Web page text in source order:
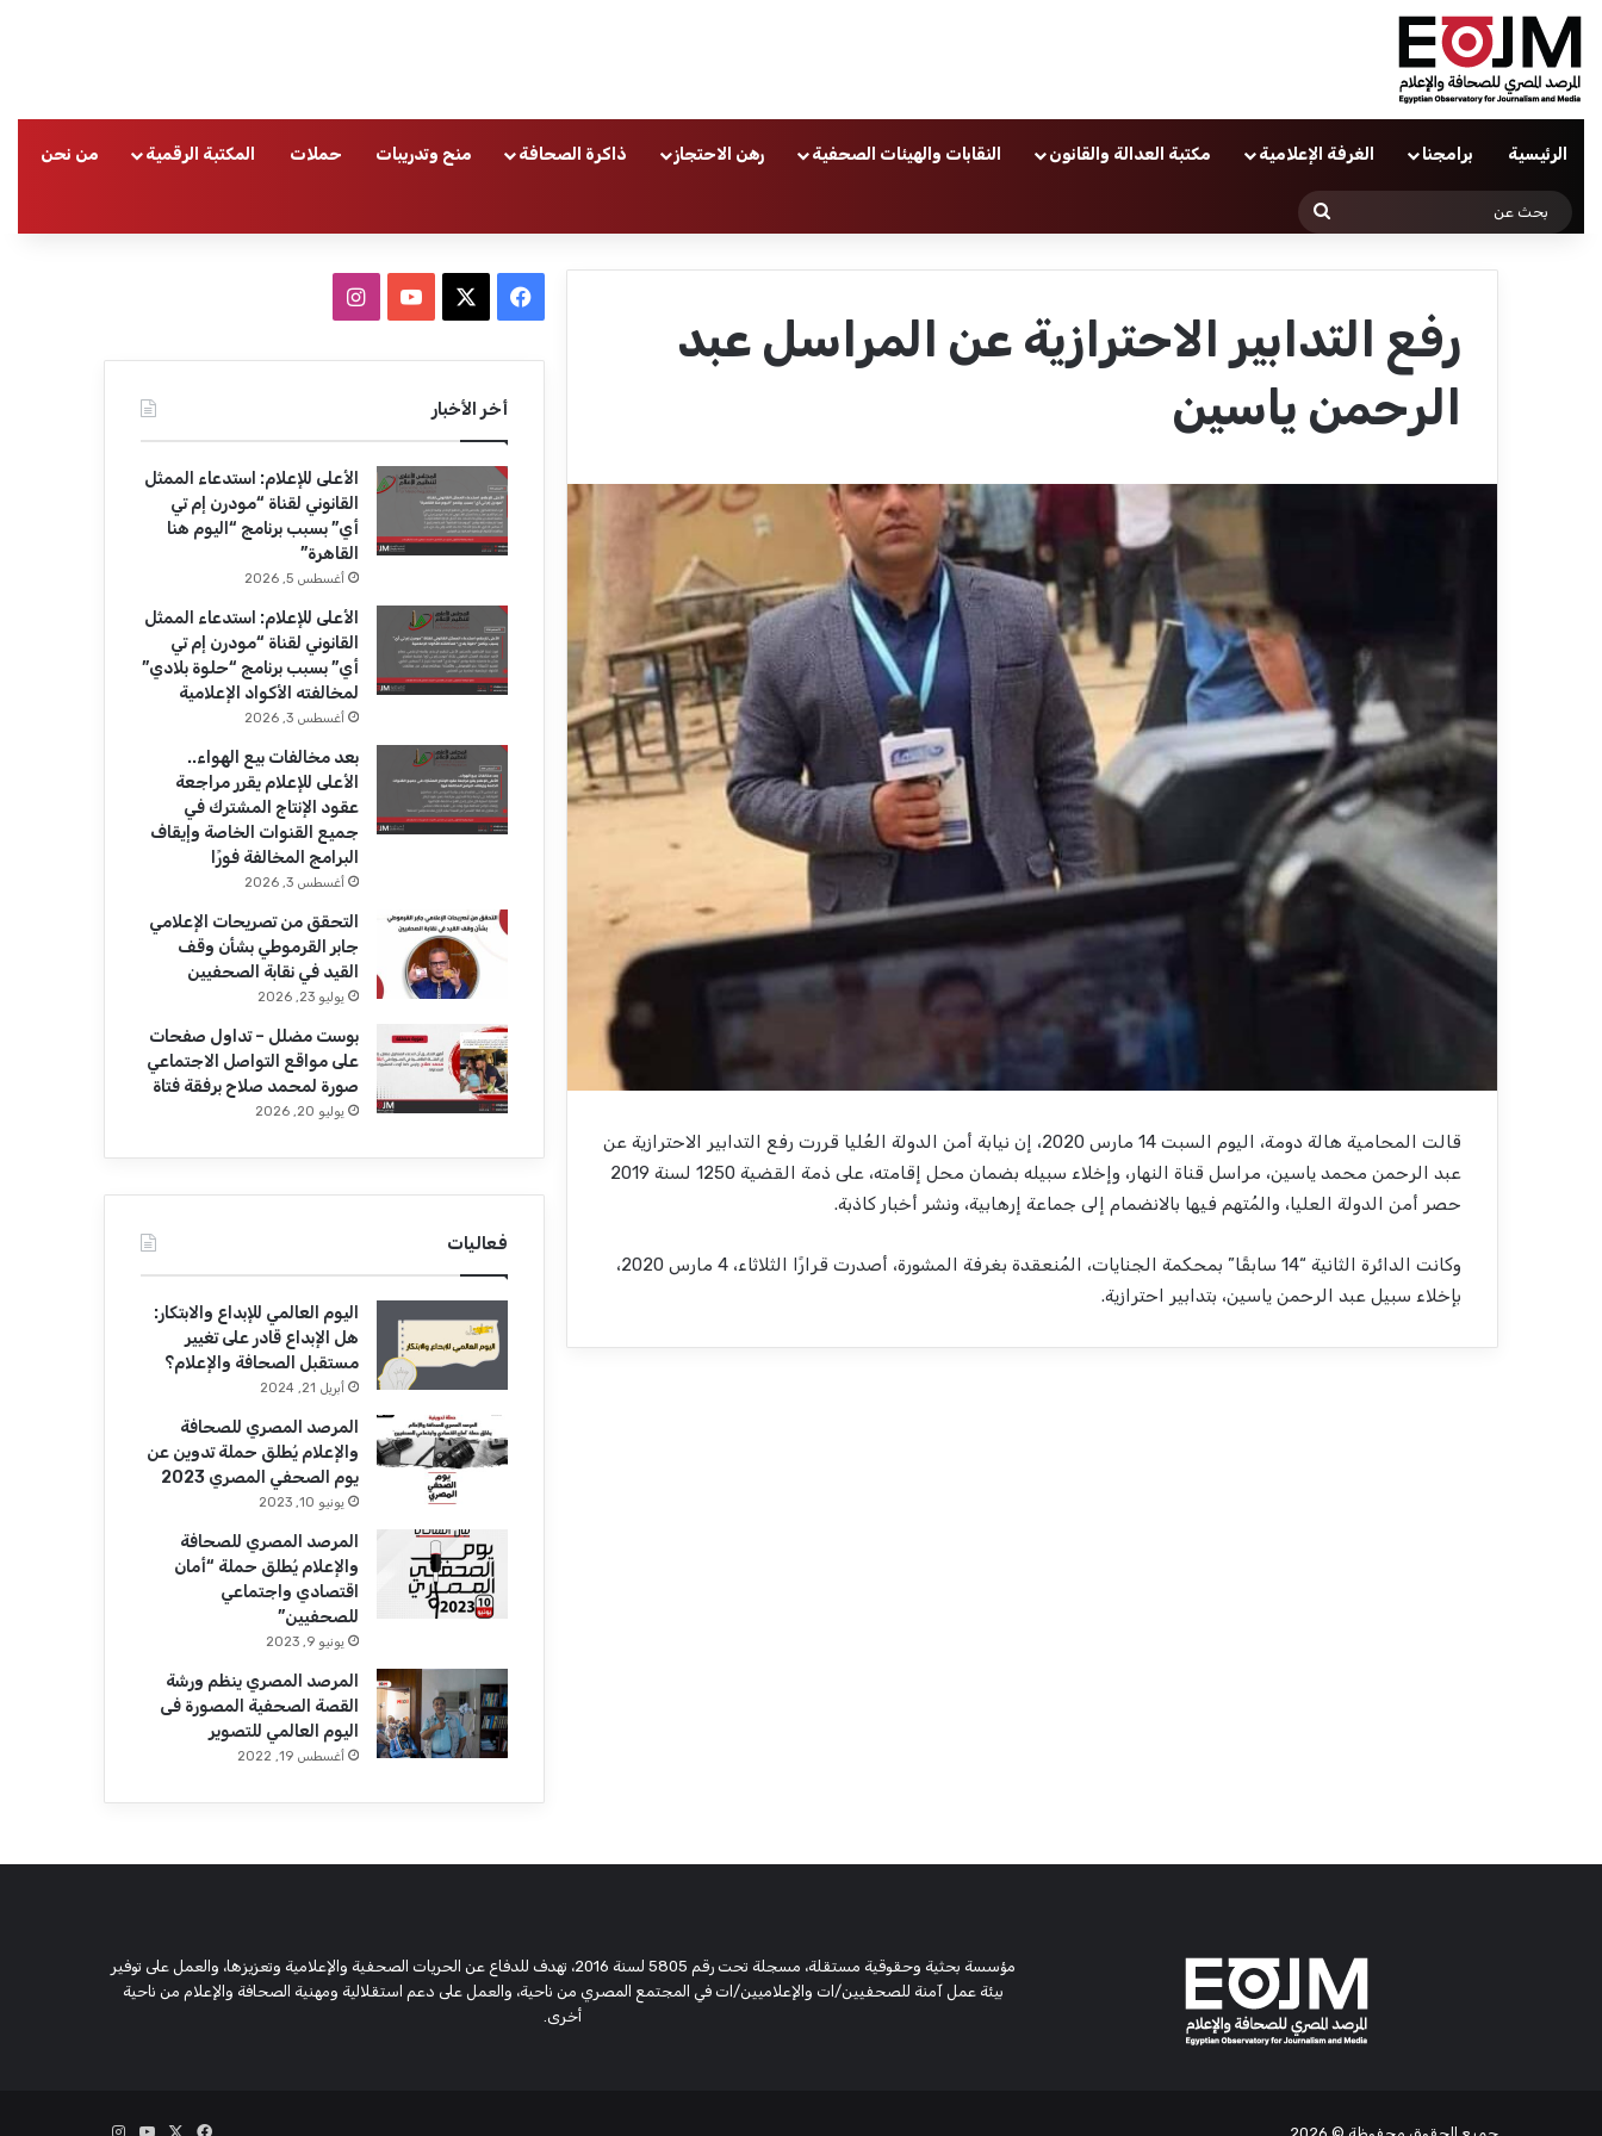
الرئيسية برامجنا الغرفة الإعلامية مكتبة العدالة والقانون النقابات والهيئات الصحفية رهن الاحتجاز ذاكرة الصحافة منح وتدريبات حملات المكتبة الرقمية من نحن
رفع التدابير الاحترازية عن المراسل عبد
الرحمن ياسين
قالت المحامية هالة دومة، اليوم السبت 14 مارس 2020، إن نيابة أمن الدولة العُليا قررت رفع التدابير الاحترازية عن
عبد الرحمن محمد ياسين، مراسل قناة النهار، وإخلاء سبيله بضمان محل إقامته، على ذمة القضية 1250 لسنة 2019
حصر أمن الدولة العليا، والمُتهم فيها بالانضمام إلى جماعة إرهابية، ونشر أخبار كاذبة.
وكانت الدائرة الثانية “14 سابقًا” بمحكمة الجنايات، المُنعقدة بغرفة المشورة، أصدرت قرارًا الثلاثاء، 4 مارس 2020،
بإخلاء سبيل عبد الرحمن ياسين، بتدابير احترازية.
ب
و
ك
u
T
u
e
ا
ت
ق
ر
ا
م
أخر الأخبار
الأعلى للإعلام: استدعاء الممثل
القانوني لقناة “مودرن إم تي
أي” بسبب برنامج “اليوم هنا
القاهرة”
أغسطس 5, 2026
الأعلى للإعلام: استدعاء الممثل
القانوني لقناة “مودرن إم تي
أي” بسبب برنامج “حلوة بلادي”
لمخالفته الأكواد الإعلامية
أغسطس 3, 2026
بعد مخالفات بيع الهواء..
الأعلى للإعلام يقرر مراجعة
عقود الإنتاج المشترك في
جميع القنوات الخاصة وإيقاف
البرامج المخالفة فورًا
أغسطس 3, 2026
التحقق من تصريحات الإعلامي
جابر القرموطي بشأن وقف
القيد في نقابة الصحفيين
يوليو 23, 2026
بوست مضلل – تداول صفحات
على مواقع التواصل الاجتماعي
صورة لمحمد صلاح برفقة فتاة
يوليو 20, 2026
فعاليات
اليوم العالمي للإبداع والابتكار:
هل الإبداع قادر على تغيير
مستقبل الصحافة والإعلام؟
أبريل 21, 2024
المرصد المصري للصحافة
والإعلام يُطلق حملة تدوين عن
يوم الصحفي المصري 2023
يونيو 10, 2023
المرصد المصري للصحافة
والإعلام يُطلق حملة “أمان
اقتصادي واجتماعي
للصحفيين”
يونيو 9, 2023
المرصد المصري ينظم ورشة
القصة الصحفية المصورة فى
اليوم العالمي للتصوير
أغسطس 19, 2022
مؤسسة بحثية وحقوقية مستقلة، مسجلة تحت رقم 5805 لسنة 2016، تهدف للدفاع عن الحريات الصحفية والإعلامية وتعزيزها، والعمل على توفير
بيئة عمل آمنة للصحفيين/ات والإعلاميين/ات في المجتمع المصري من ناحية، والعمل على دعم استقلالية ومهنية الصحافة والإعلام من ناحية
أخرى.
فيسبوك ‫YouTube